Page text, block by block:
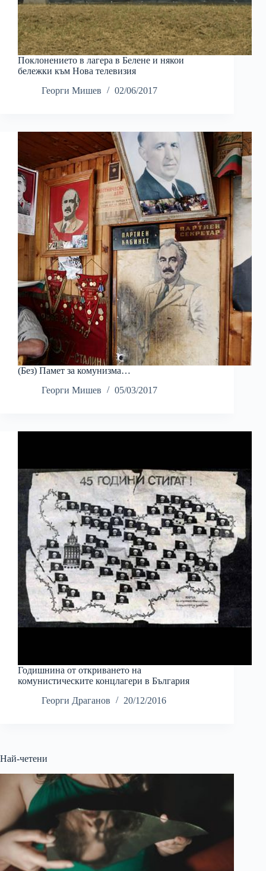
Поклонението в лагера в Белене и някои
бележки към Нова телевизия
Георги Мишев
02/06/2017
(Без) Памет за комунизма…
Георги Мишев
05/03/2017
Годишнина от откриването на
комунистическите концлагери в България
Георги Драганов
20/12/2016
Най-четени